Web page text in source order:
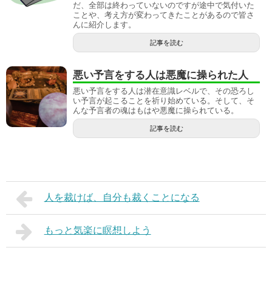
だ、全部は終わっていないのですが途中で気付いた
ことや、考え方が変わってきたことがあるので皆さ
んに紹介します。
記事を読む
悪い予言をする人は悪魔に操られた人
悪い予言をする人は潜在意識レベルで、その恐ろし
い予言が起こることを祈り始めている。そして、そ
んな予言者の魂はもはや悪魔に操られている。
記事を読む
人を裁けば、自分も裁くことになる
もっと気楽に瞑想しよう